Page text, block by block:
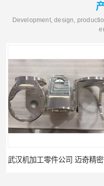
Development, design,